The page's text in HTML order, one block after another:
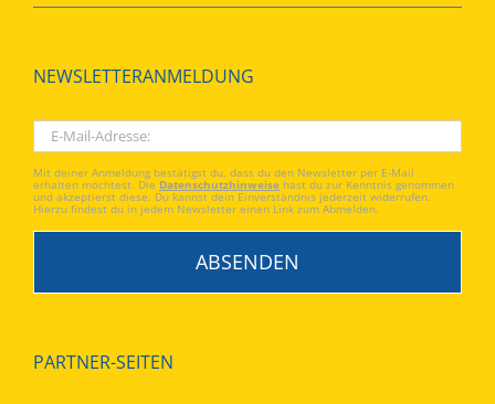
NEWSLETTERANMELDUNG
Mit deiner Anmeldung bestätigst du, dass du den Newsletter per E-Mail
erhalten möchtest. Die Datenschutzhinweise hast du zur Kenntnis genommen
und akzeptierst diese. Du kannst dein Einverständnis jederzeit widerrufen.
Hierzu findest du in jedem Newsletter einen Link zum Abmelden.
PARTNER-SEITEN